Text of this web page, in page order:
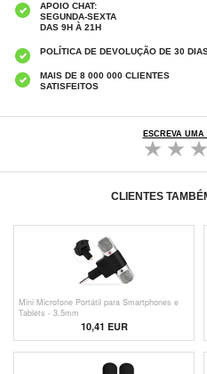
APOIO CHAT:
SEGUNDA-SEXTA
DAS 9H À 21H
POLÍTICA DE DEVOLUÇÃO DE 30
MAIS DE 8 000 000 CLIENTES
SATISFEITOS
ESCREVA
CLIENTES
Mini Microfone Portátil para Smartphones e
Tablets - 3.5mm
10,41 EUR